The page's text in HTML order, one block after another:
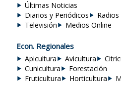
Últimas Noticias
Diarios y Periódicos
Radios
Televisión
Medios Online
Econ. Regionales
Apicultura Avicultura
Cunicultura
Forestación
Fruticultura
Horticultura